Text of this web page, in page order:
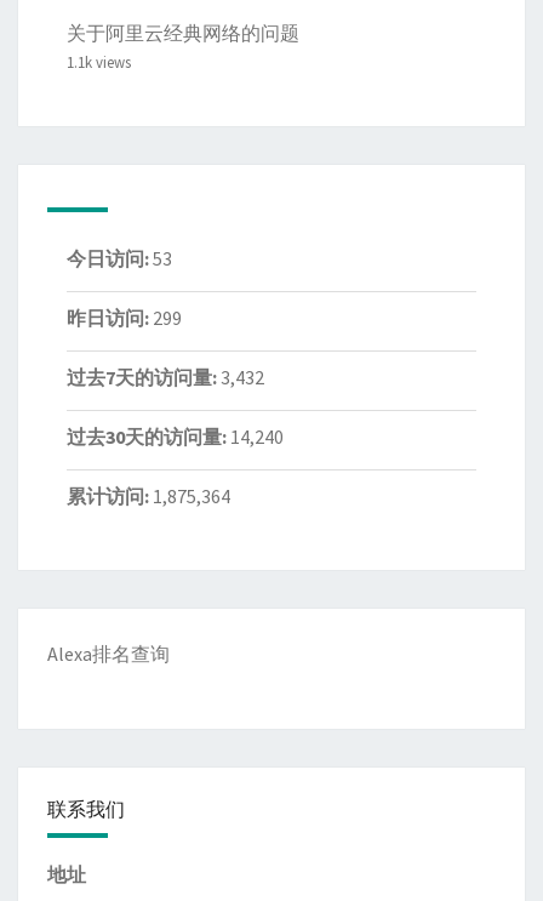
关于阿里云经典网络的问题
1.1k views
今日访问:53
昨日访问: 299
过去7天的访问量: 3,432
过去30天的访问量: 14,240
累计访问: 1,875,364
Alexa排名查询
联系我们
地址